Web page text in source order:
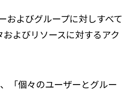
およびグループに対しすべて
およびリソースに対するアク
「個々のユーザーとグルー